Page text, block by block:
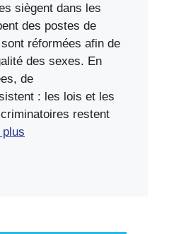
siègent dans les
des postes de
réformées afin de
des sexes. En
de
: les lois et les
restent
plus